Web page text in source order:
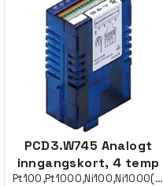
PCD3.W745 Analogt
inngangskort, 4 temp
Pt100,Pt1000,Ni100,Ni1000(Konfig.bar)